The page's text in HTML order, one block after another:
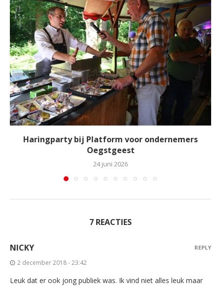
Haringparty bij Platform voor ondernemers
Oegstgeest
24 juni 2026
7 REACTIES
NICKY
2 december 2018 - 23:42
Leuk dat er ook jong publiek was. Ik vind niet alles leuk maar
REPLY